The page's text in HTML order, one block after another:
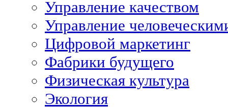
Управление качеством
Управление
Цифровой маркетинг
Фабрики будущего
Физическая культура
Экология